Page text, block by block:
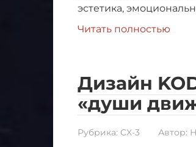
эстетика,
Читать полностью
Дизайн
«души
Рубрика: CX-3 Автор: